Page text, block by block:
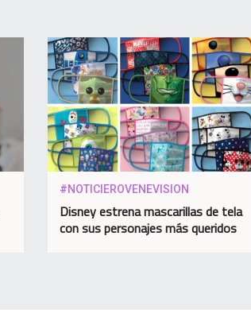
#NOTICIEROVENEVISION
Disney estrena mascarillas de tela
con sus personajes más queridos